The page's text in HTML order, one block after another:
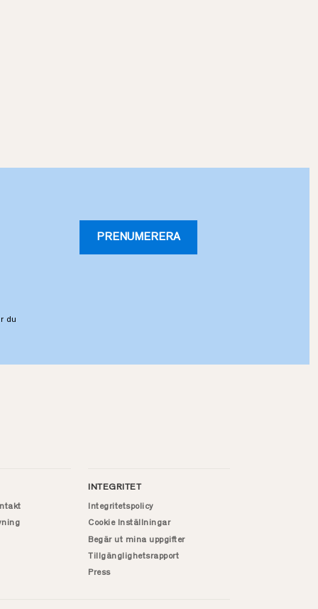
PRENUMERERA
du
INTEGRITET
Integritetspolicy
Cookie Inställningar
Begär ut mina uppgifter
Tillgänglighetsrapport
Press